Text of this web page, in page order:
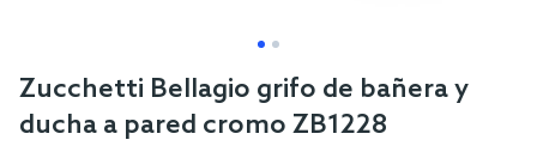
Skip
to
Zucchetti Bellagio grifo de bañera y
ducha a pared cromo ZB1228